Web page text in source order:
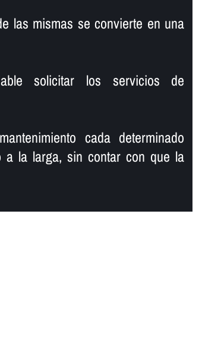
las mismas se convierte en una
solicitar los servicios de
cada determinado
a la larga, sin contar con que la